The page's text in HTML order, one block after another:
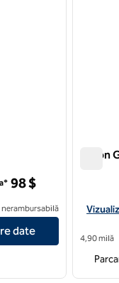
Hamburg
98 $
nerambursabilă
date
Hilton
4,90 milă